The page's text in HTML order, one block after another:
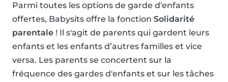
Parmi toutes les options de garde d'enfants
offertes, Babysits offre la fonction Solidarité
parentale ! Il s'agit de parents qui gardent leurs
enfants et les enfants d’autres familles et vice
versa. Les parents se concertent sur la
fréquence des gardes d'enfants et sur les tâches